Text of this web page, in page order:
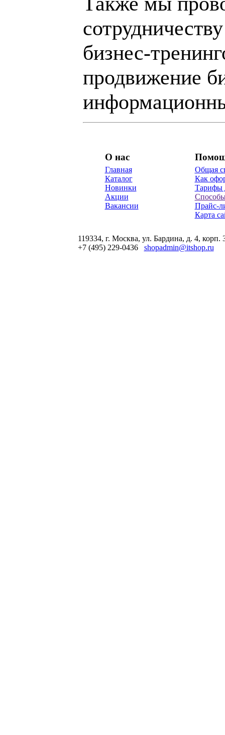
бизнес-
продвижение
О нас
Главная
Каталог
Новинки
Акции
Вакансии
Общая
Как
Тарифы
Прайс-
Карта
119334, г. Москва, ул. Бардина, д. 4, корп.
+7 (495) 229-0436 shopadmin@itshop.ru